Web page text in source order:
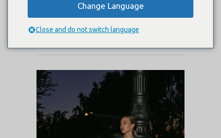
ELTA
Change Language
Close and do not switch language